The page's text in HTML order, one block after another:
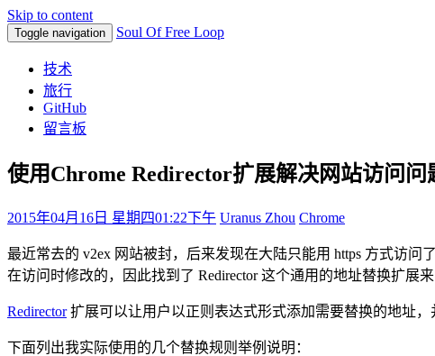
Skip to content
Toggle navigation Soul Of Free Loop
技术
旅行
GitHub
留言板
使用Chrome Redirector扩展解决网站访问问
2015年04月16日 星期四01:22下午 Uranus Zhou Chrome
最近常去的 v2ex 网站被封，后来发现在大陆只能用 https 方式访问
在访问时修改的，因此找到了 Redirector 这个通用的地址替换扩展来
Redirector扩展可以让用户以正则表达式形式添加需要替换的地址，
下面列出我实际使用的几个替换规则举例说明：